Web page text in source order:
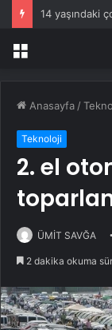
14 yaşındaki
Menü
Anasayfa /
Teknoloji
2. el
ÜMİT SAVĞA
2 dakika okuma